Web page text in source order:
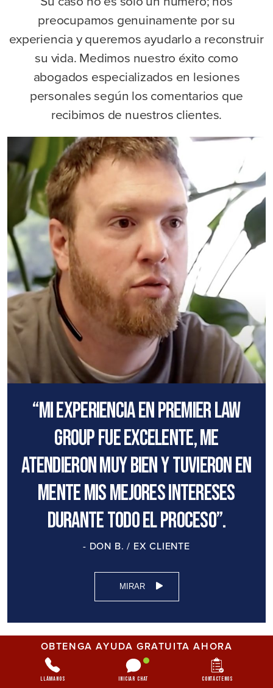
preocupamos genuinamente por su
experiencia y queremos ayudarlo a reconstruir
su vida. Medimos nuestro éxito como
abogados especializados en lesiones
personales según los comentarios que
recibimos de nuestros clientes.
“Mi experiencia en Premier Law
Group fue excelente, me
atendieron muy bien y tuvieron en
mente mis mejores intereses
durante todo el proceso”.
- DON B. / EX CLIENTE
MIRAR
OBTENGA AYUDA GRATUITA AHORA
Llámanos Iniciar chat Contáctenos